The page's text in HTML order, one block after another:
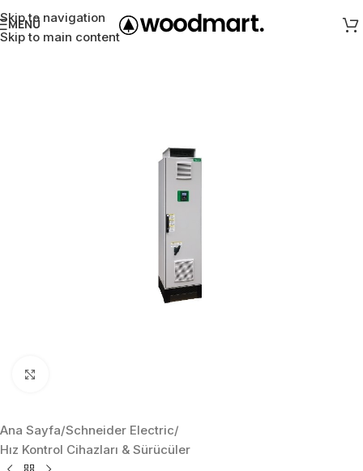
Skip to navigation
Skip to main content
MENÜ
Ana Sayfa/Schneider Electric/
Hız Kontrol Cihazları & Sürücüler